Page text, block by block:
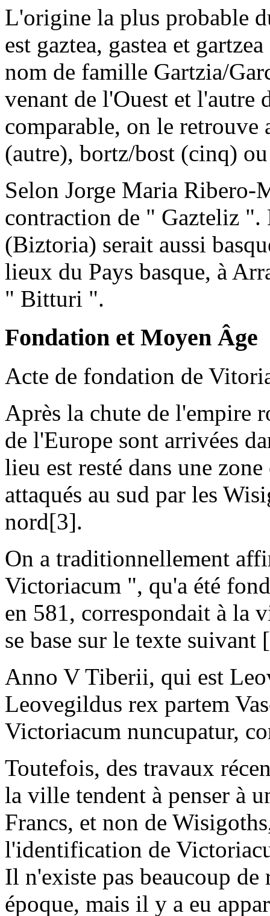
L'origine la plus probable
est gaztea, gastea et
nom de famille Gartzia/
venant de l'Ouest et l'autre
comparable, on le retrouve
(autre), bortz/bost (cinq)
Selon Jorge Maria Ribero-
contraction de " Gazteliz
(Biztoria) serait aussi
lieux du Pays basque, à
" Bitturi ".
Fondation et Moyen Âge
Acte de fondation de
Après la chute de l'empire
de l'Europe sont arrivées
lieu est resté dans une
attaqués au sud par les
nord[3].
On a traditionnellement
Victoriacum ", qu'a été
en 581, correspondait à la
se base sur le texte suivant
Anno V Tiberii, qui est
Leovegildus rex partem
Victoriacum nuncupatur,
Toutefois, des travaux
la ville tendent à penser à
Francs, et non de
l'identification de
Il n'existe pas beaucoup de
époque, mais il y a eu